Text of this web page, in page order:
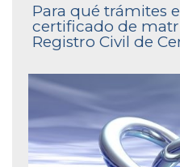
Para qué trámites
certificado de
Registro Civil de